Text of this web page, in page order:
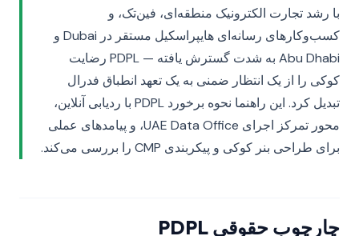
با رشد تجارت الکترونیک منطقه‌ای، فین‌تک، و
کسب‌وکارهای رسانه‌ای هایپراسکیل مستقر در Dubai و
Abu Dhabi به شدت گسترش یافته — PDPL رضایت
کوکی را از یک انتظار ضمنی به یک تعهد انطباق فدرال
تبدیل کرد. این راهنما نحوه برخورد PDPL با ردیابی آنلاین،
محور تمرکز اجرای UAE Data Office، و پیامدهای عملی
برای طراحی بنر کوکی و پیکربندی CMP را بررسی می‌کند.
چارچوب حقوقی PDPL